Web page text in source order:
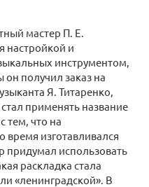
мастер П. Е.
настройкой и
инструментом,
получил заказ на
Я. Титаренко,
применять название
тем, что на
время изготавливался
использовать
раскладка стала
«ленинградской». В